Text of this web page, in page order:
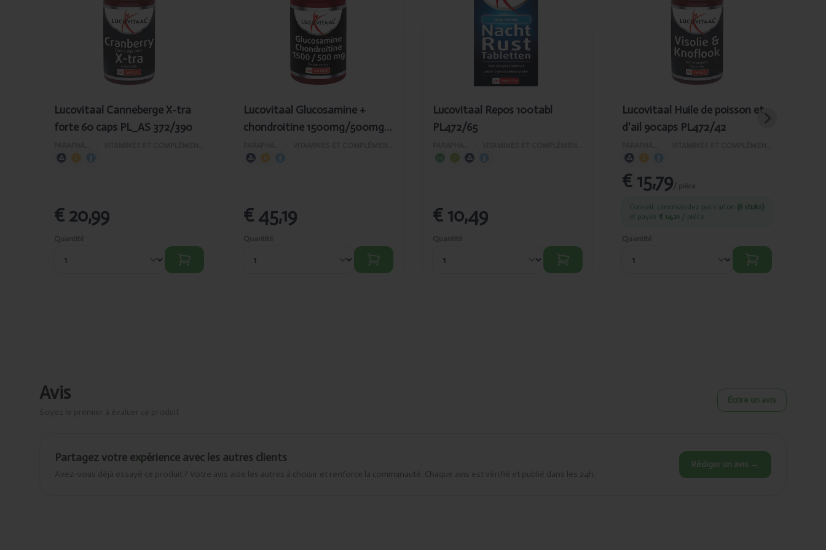
tra forte 60 caps
PL_AS 372/390
Lucovitaal Canneberge X-tra
forte 60 caps PL_AS 372/390
€ 20,99
Quantité
chondroitine
1500mg/500mg
120tabl + 30gratuit
AS472/157
Lucovitaal Glucosamine +
chondroitine 1500mg/500mg
€ 45,19
Quantité
Lucovitaal Repos 100tabl
PL472/65
€ 10,49
Quantité
poisson et
d'ail 90caps
Lucovitaal Huile de poisson et
d'ail 90caps PL472/42
€ 15,79/ pièce
Conseil: commandez par carton (6 stuks)
et payez € 14,21 / pièce
Quantité
Avis Écrire un avis
Partagez votre expérience avec les autres clients
Avez-vous déjà essayé ce produit ? Votre avis aide les autres à choisir et renforce la communauté. Chaque avis est vérifié et publié dans les 24h.
Rédiger un avis →